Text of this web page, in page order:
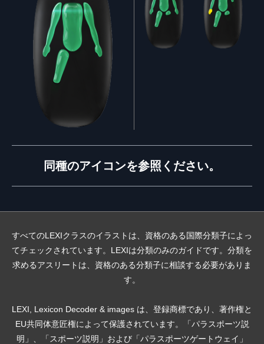
同種のアイコンを参照ください。
すべてのLEXIクラスのイラストは、資格のある国際分類子によっ
てチェックされています。LEXIは分類のみのガイドです。分類を
求めるアスリートは、資格のある分類子に相談する必要がありま
す。
LEXI, Lexicon Decoder & images は、登録商標であり、著作権と
EU共同体意匠権によって保護されています。「パラスポーツ説
明」、「スポーツ説明」および「パラスポーツゲートウェイ」